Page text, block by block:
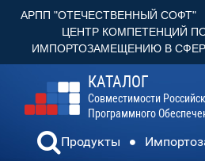
АРПП "ОТЕЧЕСТВЕННЫЙ СОФТ"
ЦЕНТР КОМПЕТЕНЦИЙ
ИМПОРТОЗАМЕЩЕНИЮ В
КАТАЛОГ
Совместимости
Программного
Продукты